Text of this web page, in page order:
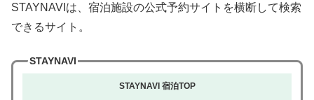
STAYNAVIは、宿泊施設の公式予約サイトを横断して検索
できるサイト。
STAYNAVI
STAYNAVI 宿泊TOP